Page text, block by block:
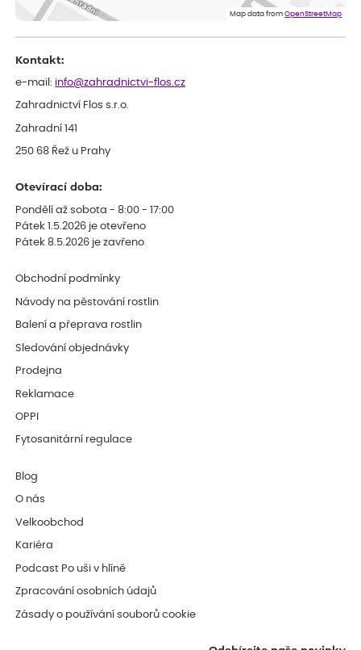
Eshop, objednání bylo v pořádku, žádný problém. Jen jsem byla
smutná z dodávky jedné kytky, která nebyla v nejlepší kondici a i
Map data fromOpenStreetMap
Kontakt:
e-mail: info@zahradnictvi-flos.cz
Zahradnictví Flos s.r.o.
Zahradní 141
250 68 Řež u Prahy
Otevírací doba:
Pondělí až sobota - 8:00 - 17:00
Pátek 1.5.2026 je otevřeno
Pátek 8.5.2026 je zavřeno
Obchodní podmínky
Návody na pěstování rostlin
Balení a přeprava rostlin
Sledování objednávky
Prodejna
Reklamace
OPPI
Fytosanitární regulace
Blog
O nás
Velkoobchod
Kariéra
Podcast Po uši v hlíně
Zpracování osobních údajů
Zásady o používání souborů cookie